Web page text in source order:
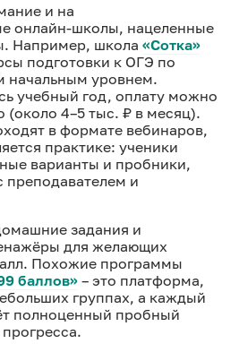
и на
онлайн-школы, нацеленные
Например, школа «Сотка»
подготовки к ОГЭ по
начальным уровнем.
учебный год, оплату можно
(около 4–5 тыс. ₽ в месяц).
в формате вебинаров,
практике: ученики
варианты и пробники,
и
задания и
для желающих
Похожие программы
баллов» – это платформа,
группах, а каждый
полноценный пробный